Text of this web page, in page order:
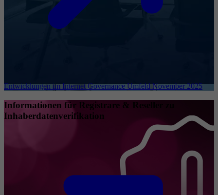
Entwicklungen im Internet Governance Umfeld November 2025
Informationen für Registrare & Reseller zu
Inhaberdatenverifikation